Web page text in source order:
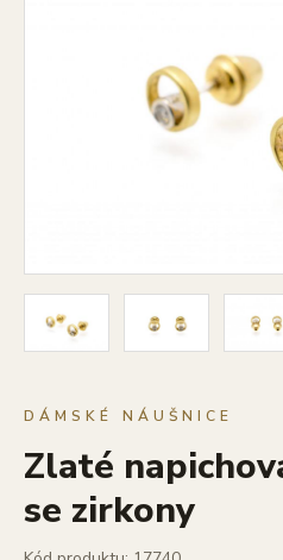
DÁMSKÉ NÁUŠNICE
Zlaté
se zirkony